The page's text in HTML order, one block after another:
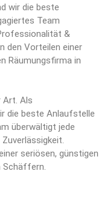
wir die beste
Team
&
den Vorteilen einer
Räumungsfirma in
Art. Als
die beste Anlaufstelle
überwältigt jede
seriösen, günstigen
Schäffern.